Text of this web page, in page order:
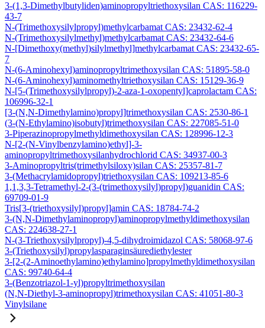
3-(1,3-Dimethylbutyliden)aminopropyltriethoxysilan CAS: 116229-
43-7
N-(Trimethoxysilylpropyl)methylcarbamat CAS: 23432-62-4
N-(Trimethoxysilylmethyl)methylcarbamat CAS: 23432-64-6
N-[Dimethoxy(methyl)silylmethyl]methylcarbamat CAS: 23432-65-
7
N-(6-Aminohexyl)aminopropyltrimethoxysilan CAS: 51895-58-0
N-(6-Aminohexyl)aminomethyltriethoxysilan CAS: 15129-36-9
N-[5-(Trimethoxysilylpropyl)-2-aza-1-oxopentyl]caprolactam CAS:
106996-32-1
[3-(N,N-Dimethylamino)propyl]trimethoxysilan CAS: 2530-86-1
(3-(N-Ethylamino)isobutyl)trimethoxysilan CAS: 227085-51-0
3-Piperazinopropylmethyldimethoxysilan CAS: 128996-12-3
N-[2-(N-Vinylbenzylamino)ethyl]-3-
aminopropyltrimethoxysilanhydrochlorid CAS: 34937-00-3
3-Aminopropyltris(trimethylsiloxy)silan CAS: 25357-81-7
3-(Methacrylamidopropyl)triethoxysilan CAS: 109213-85-6
1,1,3,3-Tetramethyl-2-(3-(trimethoxysilyl)propyl)guanidin CAS:
69709-01-9
Tris[3-(triethoxysilyl)propyl]amin CAS: 18784-74-2
3-(N,N-Dimethylaminopropyl)aminopropylmethyldimethoxysilan
CAS: 224638-27-1
N-(3-Triethoxysilylpropyl)-4,5-dihydroimidazol CAS: 58068-97-6
3-(Triethoxysilyl)propylasparaginsäurediethylester
3-[2-(2-Aminoethylamino)ethylamino]propylmethyldimethoxysilan
CAS: 99740-64-4
3-(Benzotriazol-1-yl)propyltrimethoxysilan
(N,N-Diethyl-3-aminopropyl)trimethoxysilan CAS: 41051-80-3
Vinylsilane